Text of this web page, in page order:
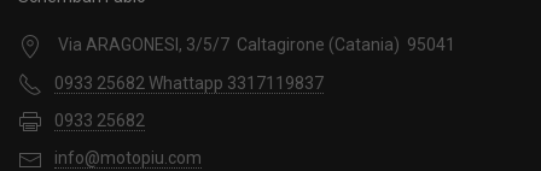
Via ARAGONESI, 3/5/7 Caltagirone (Catania) 95041
0933 25682 Whattapp 3317119837
0933 25682
info@motopiu.com